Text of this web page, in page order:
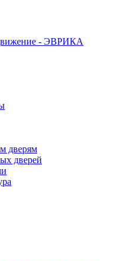
- ЭВРИКА
дверям
дверей